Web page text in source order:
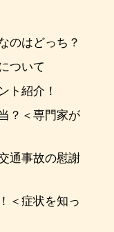
のはどっち？
ついて
ト紹介！
？＜専門家が
通事故の慰謝
＜症状を知っ